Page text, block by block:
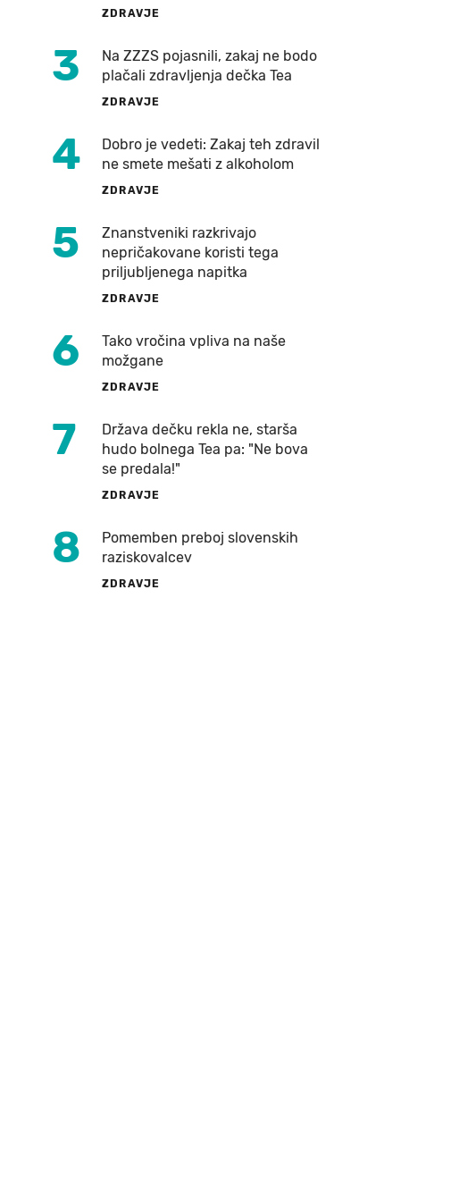
ZDRAVJE
3
Na ZZZS pojasnili, zakaj ne bodo
plačali zdravljenja dečka Tea
ZDRAVJE
4
Dobro je vedeti: Zakaj teh zdravil
ne smete mešati z alkoholom
ZDRAVJE
5
Znanstveniki razkrivajo
nepričakovane koristi tega
priljubljenega napitka
ZDRAVJE
6
Tako vročina vpliva na naše
možgane
ZDRAVJE
7
Država dečku rekla ne, starša
hudo bolnega Tea pa: "Ne bova
se predala!"
ZDRAVJE
8
Pomemben preboj slovenskih
raziskovalcev
ZDRAVJE